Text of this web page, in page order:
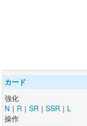
カード
強化
N ｜ R ｜ SR ｜ SSR ｜ L
操作